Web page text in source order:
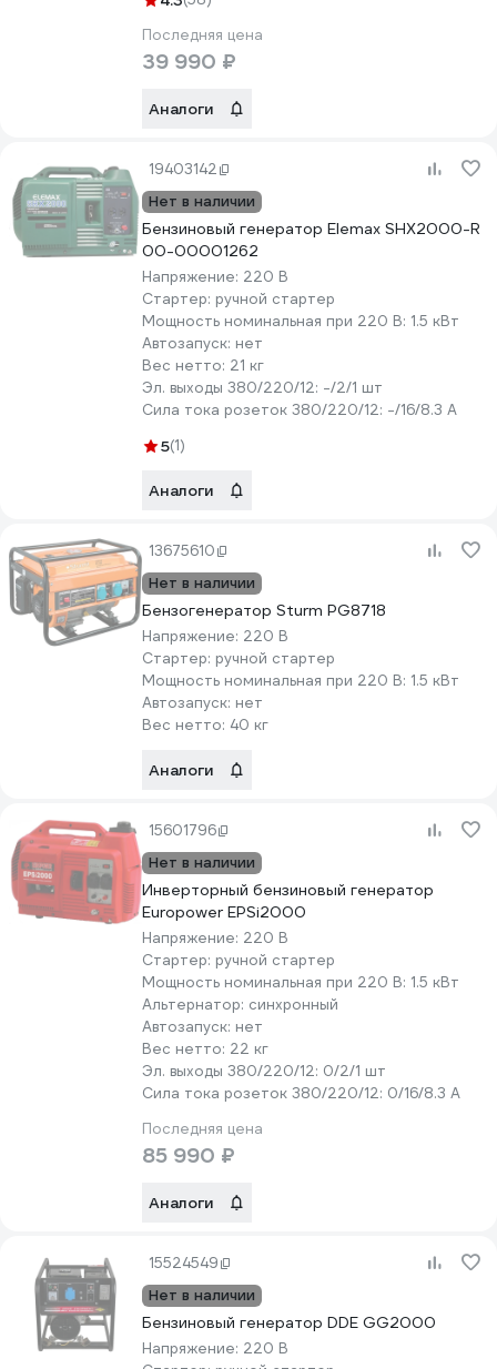
Последняя цена
39 990 ₽
Аналоги
19403142
Нет в наличии
Бензиновый генератор Elemax SHX2000-R
00-00001262
Напряжение: 220 В
Стартер: ручной стартер
Мощность номинальная при 220 В: 1.5 кВт
Автозапуск: нет
Вес нетто: 21 кг
Эл. выходы 380/220/12: -/2/1 шт
Сила тока розеток 380/220/12: -/16/8.3 А
5(1)
Аналоги
13675610
Нет в наличии
Бензогенератор Sturm PG8718
Напряжение: 220 В
Стартер: ручной стартер
Мощность номинальная при 220 В: 1.5 кВт
Автозапуск: нет
Вес нетто: 40 кг
Аналоги
15601796
Нет в наличии
Инверторный бензиновый генератор
Europower EPSi2000
Напряжение: 220 В
Стартер: ручной стартер
Мощность номинальная при 220 В: 1.5 кВт
Альтернатор: синхронный
Автозапуск: нет
Вес нетто: 22 кг
Эл. выходы 380/220/12: 0/2/1 шт
Сила тока розеток 380/220/12: 0/16/8.3 А
Последняя цена
85 990 ₽
Аналоги
15524549
Нет в наличии
Бензиновый генератор DDE GG2000
Напряжение: 220 В